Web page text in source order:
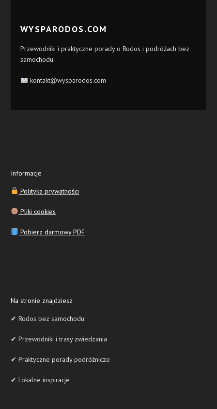
WYSPARODOS.COM
Przewodniki i praktyczne porady o Rodos i podróżach bez
samochodu.
kontakt@wysparodos.com
Informacje
Polityka prywatności
Pliki cookies
Pobierz darmowy PDF
Na stronie znajdziesz
✔ Rodos bez samochodu
✔ Przewodniki i trasy zwiedzania
✔ Praktyczne porady podróżnicze
✔ Lokalne inspiracje